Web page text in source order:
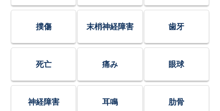
撲傷 末梢神経障害 歯牙
死亡 痛み 眼球
神経障害 耳鳴 肋骨